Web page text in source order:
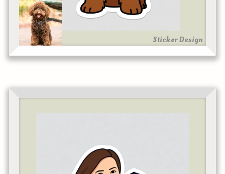
Sticker Design